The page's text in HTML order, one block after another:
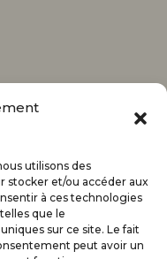
utilisons des
stocker et/ou accéder aux
à ces technologies
que le
sur ce site. Le fait
peut avoir un